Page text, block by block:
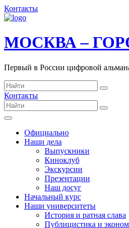
Контакты
МОСКВА –
Первый в России цифровой
Контакты
Официально
Наши дела
Выпускники
Киноклуб
Экскурсии
Презентации
Наш досуг
Начальный курс
Наши университеты
История и ратная слава
Публицистика и